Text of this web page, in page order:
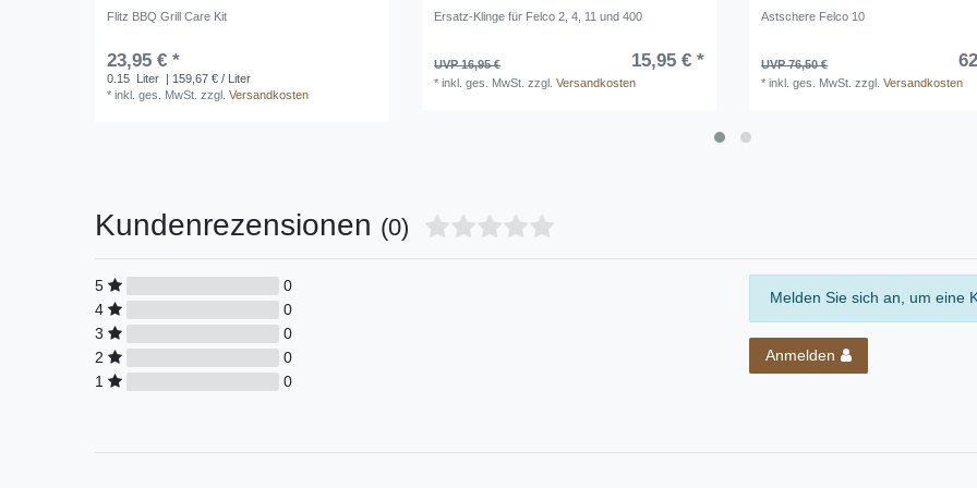
Flitz BBQ Grill Care Kit
23,95 € *
0.15 Liter | 159,67 € / Liter
*inkl. ges. MwSt. zzgl.Versandkosten
Ersatz-Klinge für Felco 2, 4, 11 und 400
UVP 16,95 € 15,95 € *
*inkl. ges. MwSt. zzgl.Versandkosten
Astschere Felco 10
UVP 76,50 €
*inkl. ges. MwSt. zzgl.Versandkosten
Kundenrezensionen (0)
5
0
4
0
3
0
2
0
1
0
Melden Sie sich an, um eine
Anmelden